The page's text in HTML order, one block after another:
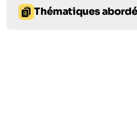
fondateur de La Nouvelle
du conseil de surveillance du
Thématiques